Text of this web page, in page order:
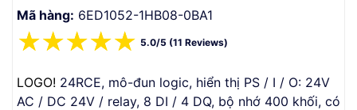
Mã hàng: 6ED1052-1HB08-0BA1
☆
☆
☆
☆
☆ 5.0/5 (11 Reviews)
LOGO! 24RCE, mô-đun logic, hiển thị PS / I / O: 24V
AC / DC 24V / relay, 8 DI / 4 DQ, bộ nhớ 400 khối, có